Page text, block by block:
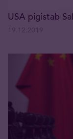
USA pigistab